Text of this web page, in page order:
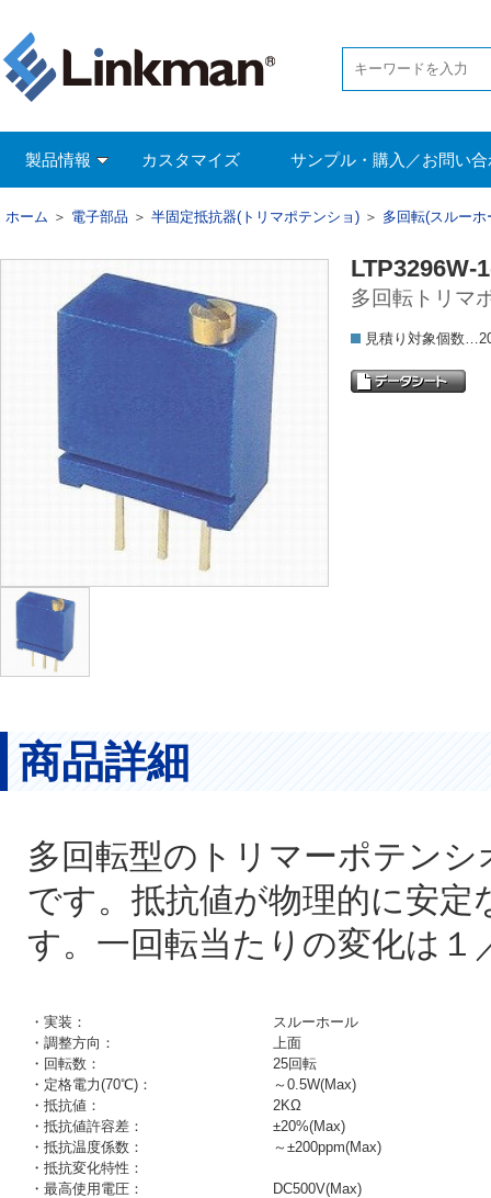
製品情報 カスタマイズ サンプル・購入／お問い
ホーム ＞ 電子部品 ＞ 半固定抵抗器(トリマポテンショ) ＞ 多回転(スルーホ
LTP3296W-
多回転トリマ
見積り対象個数
商品詳細
多回転型のトリマーポテン
です。抵抗値が物理的に安
す。一回転当たりの変化は
・実装：
スルーホール
・調整方向：
上面
・回転数：
25回転
・定格電力(70℃)：
～0.5W(Max)
・抵抗値：
2KΩ
・抵抗値許容差：
±20%(Max)
・抵抗温度係数：
～±200ppm(Max)
・抵抗変化特性：
・最高使用電圧：
DC500V(Max)